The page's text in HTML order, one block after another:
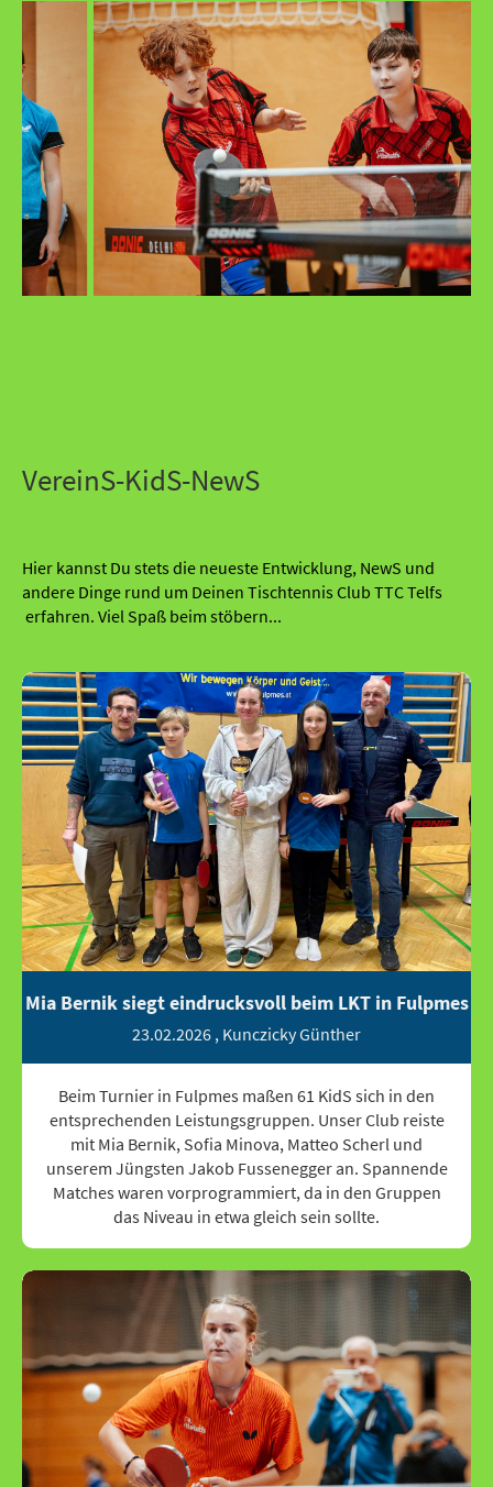
VereinS-KidS-NewS
Hier kannst Du stets die neueste Entwicklung, NewS und
andere Dinge rund um Deinen Tischtennis Club TTC Telfs
erfahren. Viel Spaß beim stöbern...
Mia Bernik siegt eindrucksvoll beim LKT in Fulpmes
23.02.2026 , Kunczicky Günther
Beim Turnier in Fulpmes maßen 61 KidS sich in den
entsprechenden Leistungsgruppen. Unser Club reiste
mit Mia Bernik, Sofia Minova, Matteo Scherl und
unserem Jüngsten Jakob Fussenegger an. Spannende
Matches waren vorprogrammiert, da in den Gruppen
das Niveau in etwa gleich sein sollte.